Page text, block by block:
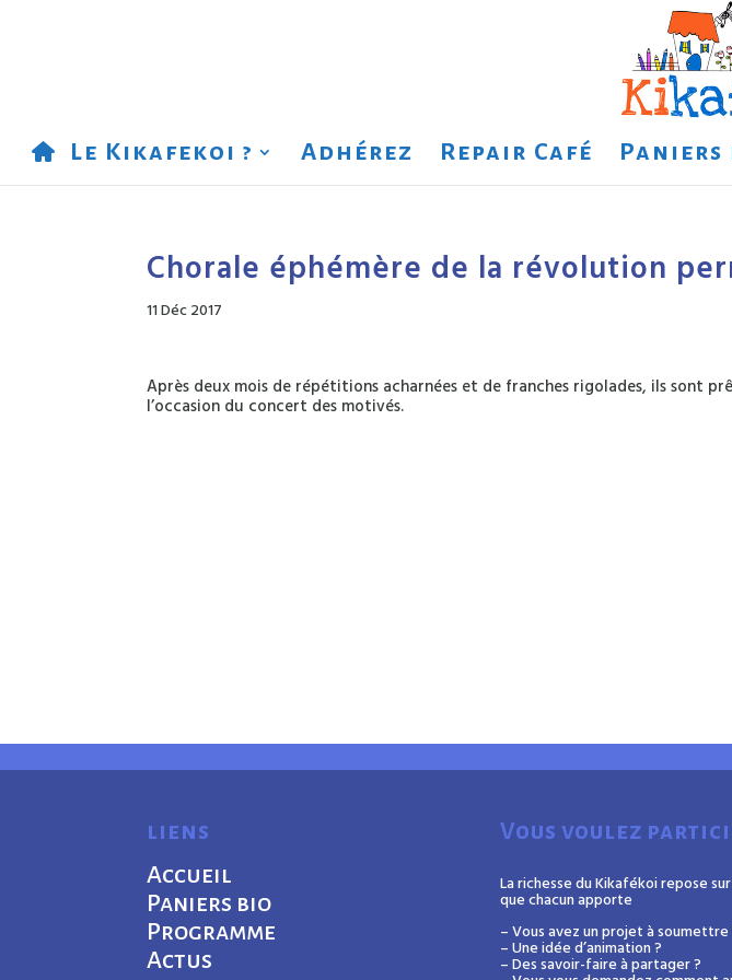
Le Kikafekoi ? Adhérez Repair Café Paniers
Chorale éphémère de la révolution
11 Déc 2017
Après deux mois de répétitions acharnées et de franches rigolades, ils sont
l’occasion du concert des motivés.
liens
Accueil
Paniers bio
Programme
Actus
Vous voulez
La richesse du Kikafékoi repose
que chacun apporte
– Vous avez un projet à soumettre
– Une idée d’animation ?
– Des savoir-faire à partager ?